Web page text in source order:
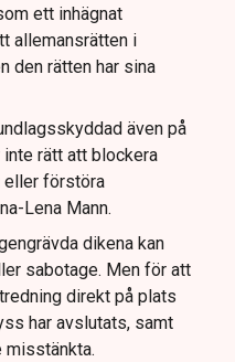
ett inhägnat
allemansrätten i
den rätten har sina
även på
rätt att blockera
eller förstöra
Lena Mann.
dikena kan
sabotage. Men för att
direkt på plats
har avslutats, samt
misstänkta.